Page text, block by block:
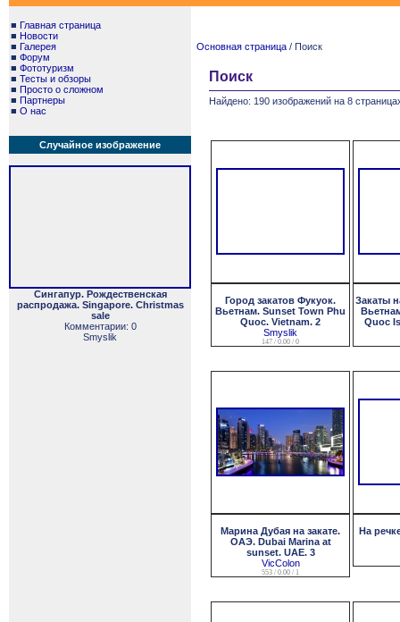
■ Главная страница
■ Новости
■ Галерея
■ Форум
■ Фототуризм
■ Тесты и обзоры
■ Просто о сложном
■ Партнеры
■ О нас
Случайное изображение
Сингапур. Рождественская
распродажа. Singapore. Christmas
sale
Комментарии: 0
Smyslik
Основная страница / Поиск
Поиск
Найдено: 190 изображений на 8
Город закатов Фукуок.
Вьетнам. Sunset Town Phu
Quoc. Vietnam. 2
Smyslik
147 / 0.00 / 0
Закаты
Quoc
Марина Дубая на закате.
ОАЭ. Dubai Marina at
sunset. UAE. 3
VicColon
553 / 0.00 / 1
На